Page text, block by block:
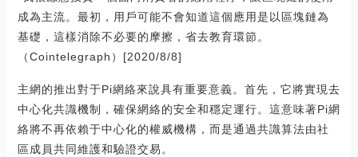
成為主流。最初，用戶可能不會知道這個應用是以區塊鏈為
基礎，這樣消除不必要的摩擦，省去教育環節。
（Cointelegraph）[2020/8/8]
主網的推出對于Pi網絡來說具有重要意義。首先，它將實現去
中心化共識機制，確保網絡的安全和穩定運行。這意味著Pi網
絡將不再依賴于中心化的權威機構，而是通過共識算法由社
區成員共同維護和驗證交易。